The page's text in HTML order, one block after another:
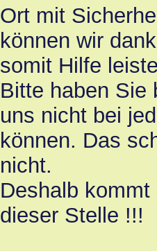
Ort mit
können wir
somit Hilfe
Bitte haben Sie
uns nicht bei
können. Das
nicht.
Deshalb
dieser Stelle !!!